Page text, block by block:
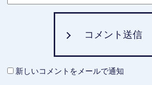
コメント送信
新しいコメントをメールで通知